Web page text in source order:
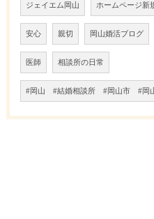
ジェイエム岡山 ホームページ新
安心 親切 岡山婚活ブログ
医師 相談所の日常
#岡山 #結婚相談所 #岡山市 #岡